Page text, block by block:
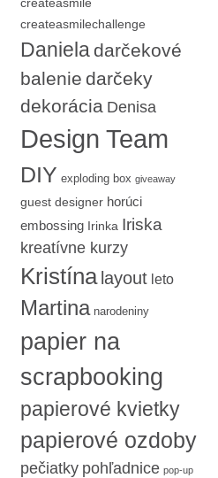
createasmilechallenge
Daniela darčekové
balenie darčeky
dekorácia Denisa
Design Team
DIY exploding box giveaway
guest designer horúci
embossing Irinka Iriska
kreatívne kurzy
Kristína layout leto
Martina narodeniny
papier na
scrapbooking
papierové kvietky
papierové ozdoby
pečiatky pohľadnice pop-up